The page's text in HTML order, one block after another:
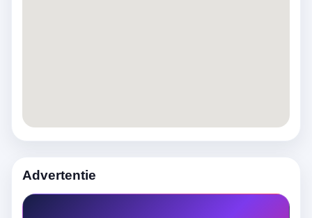
Advertentie